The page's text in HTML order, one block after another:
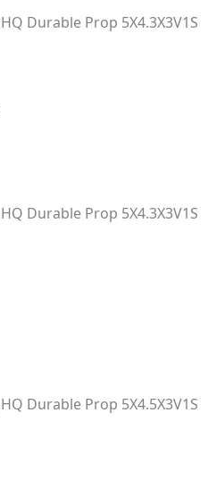
HQ Durable Prop 5X4.3X3V1S
HQ Durable Prop 5X4.3X3V1S
HQ Durable Prop 5X4.5X3V1S